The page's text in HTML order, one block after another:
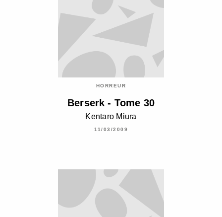
HORREUR
Berserk - Tome 30
Kentaro Miura
11/03/2009